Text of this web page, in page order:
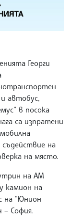
Георги
автобус,
в посока
са изпратени
съдействие на
на място.
на АМ
камион на
на “Юнион
София.